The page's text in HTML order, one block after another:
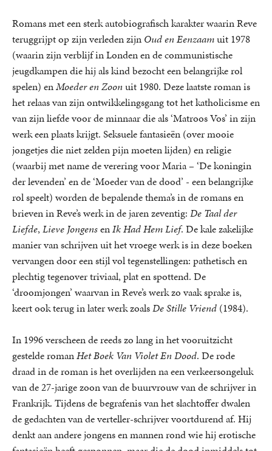
Romans met een sterk autobiografisch karakter waarin Reve
teruggrijpt op zijn verleden zijn Oud en Eenzaamuit 1978
(waarin zijn verblijf in Londen en de communistische
jeugdkampen die hij als kind bezocht een belangrijke rol
spelen) enMoeder en Zoonuit 1980. Deze laatste roman is
het relaas van zijn ontwikkelingsgang tot het katholicisme en
van zijn liefde voor de minnaar die als ‘Matroos Vos’ in zijn
werk een plaats krijgt. Seksuele fantasieën (over mooie
jongetjes die niet zelden pijn moeten lijden) en religie
(waarbij met name de verering voor Maria – ‘De koningin
der levenden’ en de ‘Moeder van de dood’ - een belangrijke
rol speelt) worden de bepalende thema’s in de romans en
brieven in Reve’s werk in de jaren zeventig: De Taal der
Liefde, Lieve JongensenIk Had Hem Lief. De kale zakelijke
manier van schrijven uit het vroege werk is in deze boeken
vervangen door een stijl vol tegenstellingen: pathetisch en
plechtig tegenover triviaal, plat en spottend. De
‘droomjongen’ waarvan in Reve’s werk zo vaak sprake is,
keert ook terug in later werk zoalsDe Stille Vriend (1984).
In 1996 verscheen de reeds zo lang in het vooruitzicht
gestelde romanHet Boek Van Violet En Dood. De rode
draad in de roman is het overlijden na een verkeersongeluk
van de 27-jarige zoon van de buurvrouw van de schrijver in
Frankrijk. Tijdens de begrafenis van het slachtoffer dwalen
de gedachten van de verteller-schrijver voortdurend af. Hij
denkt aan andere jongens en mannen rond wie hij erotische